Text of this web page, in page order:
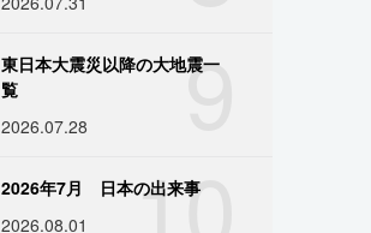
9
東日本大震災以降の大地震一
覧
2026.07.28
10
2026年7月 日本の出来事
2026.08.01